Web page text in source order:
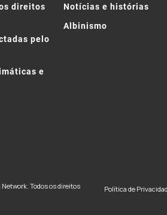
direitos
pelo
e
Notícias e histórias
Albinismo
Todos os direitos
Política de